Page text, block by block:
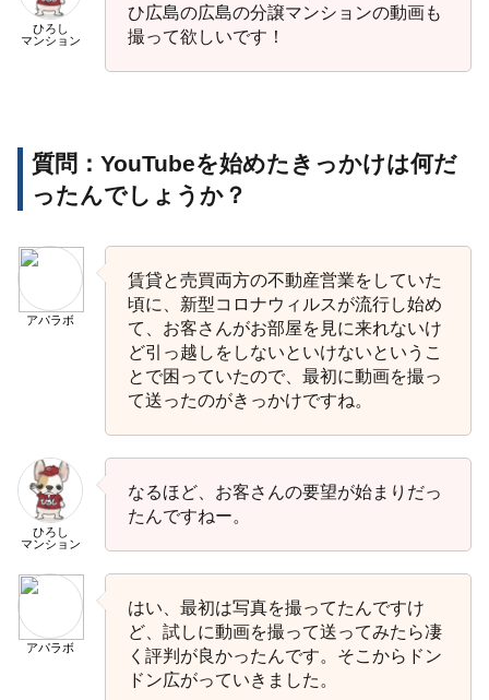
ひろし
マンション
ひ広島の広島の分譲マンションの動画も
撮って欲しいです！
質問：YouTubeを始めたきっかけは何だ
ったんでしょうか？
アパラボ
賃貸と売買両方の不動産営業をしていた
頃に、新型コロナウィルスが流行し始め
て、お客さんがお部屋を見に来れないけ
ど引っ越しをしないといけないというこ
とで困っていたので、最初に動画を撮っ
て送ったのがきっかけですね。
ひろし
マンション
なるほど、お客さんの要望が始まりだっ
たんですねー。
アパラボ
はい、最初は写真を撮ってたんですけ
ど、試しに動画を撮って送ってみたら凄
く評判が良かったんです。そこからドン
ドン広がっていきました。